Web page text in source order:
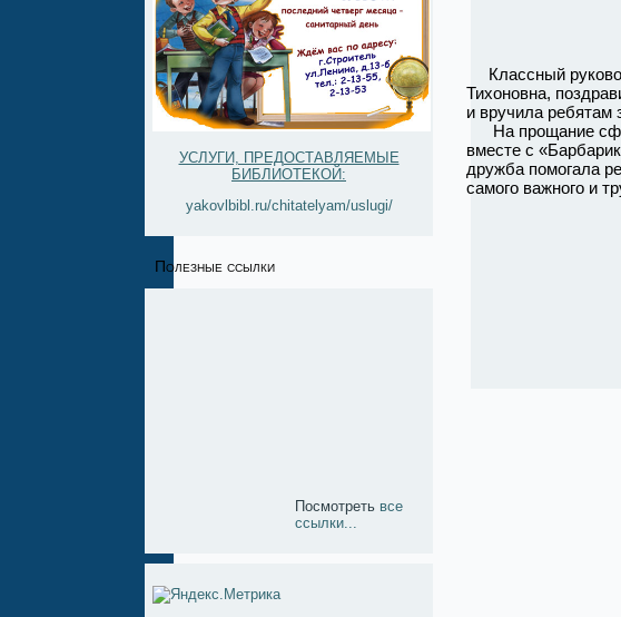
УСЛУГИ, ПРЕДОСТАВЛЯЕМЫЕ
БИБЛИОТЕКОЙ:
yakovlbibl.ru/chitatelyam/uslugi/
Полезные ссылки
Посмотреть все
ссылки...
Классный
Тихоновна,
и вручила ребятам
На прощание
вместе с
дружба помогала
самого важного и